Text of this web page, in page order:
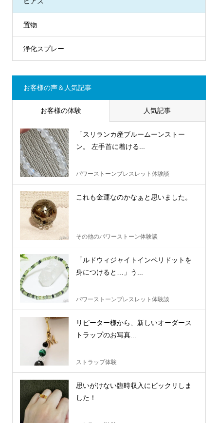
置物
浄化スプレー
お客様の声＆人気記事
お客様の体験 人気記事
「スリランカ産ブルームーンストー
ン。 左手首に着ける...
パワーストーンブレスレット体験談
これも金運なのかなぁと思いました。
その他のパワーストーン体験談
「ルドウィジャイトインペリドットを
身につけると…」う...
パワーストーンブレスレット体験談
リピーター様から、新しいオーダース
トラップのお写真...
ストラップ体験
思いがけない臨時収入にビックリしま
した！